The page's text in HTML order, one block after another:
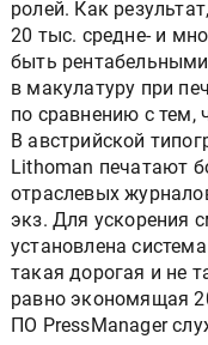
ролей. Как
20 тыс. средне- и
быть
в макулатуру при
по сравнению с тем,
В австрийской
Lithoman печатают
отраслевых
экз. Для ускорения
установлена система
такая дорогая и не
равно экономящая
ПО PressManager